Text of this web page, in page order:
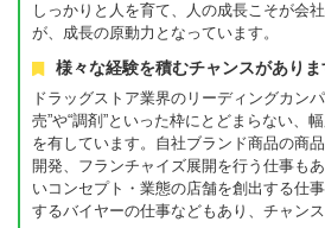
しっかりと人を育て、人の成長こそが会
が、成長の原動力となっています。
様々な経験を積むチャンスがありま
ドラッグストア業界のリーディングカン
売”や“調剤”といった枠にとどまらない、
を有しています。自社ブランド商品の商
開発、フランチャイズ展開を行う仕事も
いコンセプト・業態の店舗を創出する仕
するバイヤーの仕事などもあり、チャンス